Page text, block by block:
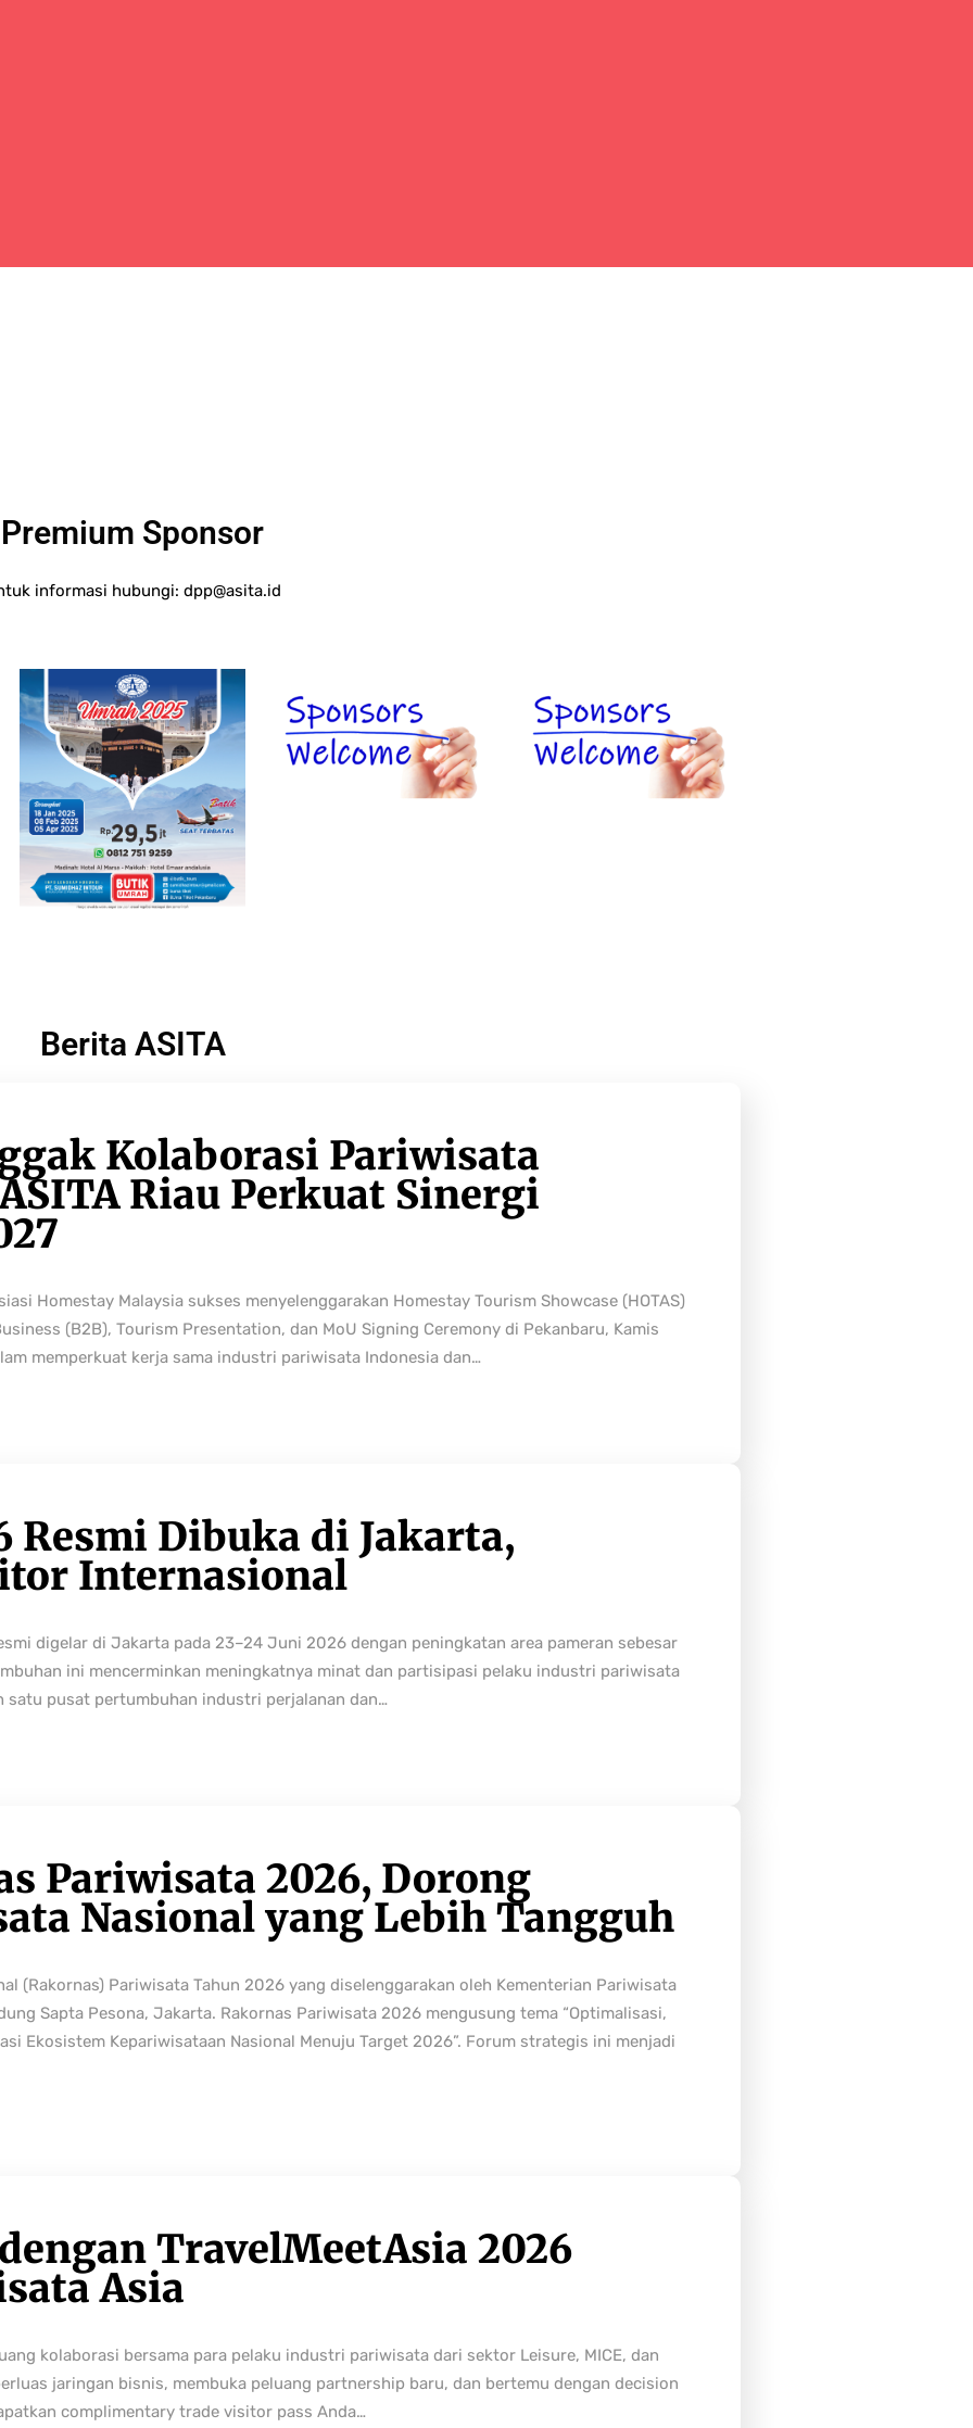
Premium Sponsor
informasi hubungi: dpp@asita.id
Berita ASITA
Kolaborasi Pariwisata
Riau Perkuat Sinergi
Homestay Malaysia sukses menyelenggarakan Homestay Tourism Showcase (HOTAS)
(B2B), Tourism Presentation, dan MoU Signing Ceremony di Pekanbaru, Kamis
memperkuat kerja sama industri pariwisata Indonesia dan…
Resmi Dibuka di Jakarta,
Internasional
digelar di Jakarta pada 23–24 Juni 2026 dengan peningkatan area pameran sebesar
ini mencerminkan meningkatnya minat dan partisipasi pelaku industri pariwisata
satu pusat pertumbuhan industri perjalanan dan…
Pariwisata 2026, Dorong
Nasional yang Lebih Tangguh
(Rakornas) Pariwisata Tahun 2026 yang diselenggarakan oleh Kementerian Pariwisata
Sapta Pesona, Jakarta. Rakornas Pariwisata 2026 mengusung tema “Optimalisasi,
Ekosistem Kepariwisataan Nasional Menuju Target 2026”. Forum strategis ini menjadi
TravelMeetAsia 2026
Asia
kolaborasi bersama para pelaku industri pariwisata dari sektor Leisure, MICE, dan
jaringan bisnis, membuka peluang partnership baru, dan bertemu dengan decision
complimentary trade visitor pass Anda…